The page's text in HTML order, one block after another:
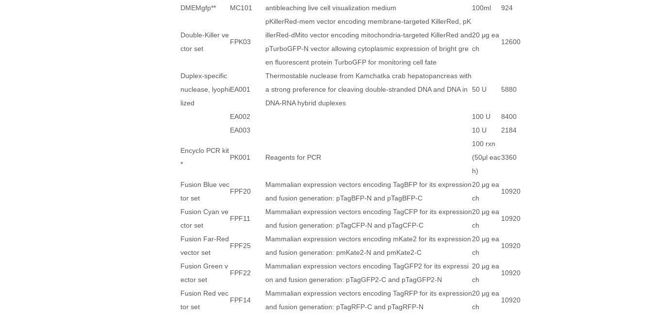
DMEMgfp** MC101 antibleaching live cell visualization medium 100ml 924
Double-Killer ve
ctor set
FPK03
pKillerRed-mem vector encoding membrane-targeted KillerRed, pK
illerRed-dMito vector encoding mitochondria-targeted KillerRed and
pTurboGFP-N vector allowing cytoplasmic expression of bright gre
en fluorescent protein TurboGFP for monitoring cell fate
20 μg ea
ch
12600
Duplex-specific
nuclease, lyophi
lized
EA001
Thermostable nuclease from Kamchatka crab hepatopancreas with
a strong preference for cleaving double-stranded DNA and DNA in
DNA-RNA hybrid duplexes
50 U 5880
EA002 100 U
8400
EA003
10 U 2184
Encyclo PCR kit
*
PK001 Reagents for PCR
100 rxn
(50μl eac
h)
3360
Fusion Blue vec
tor set
FPF20
Mammalian expression vectors encoding TagBFP for its expression
and fusion generation: pTagBFP-N and pTagBFP-C
20 μg ea
ch
10920
Fusion Cyan ve
ctor set
FPF11
Mammalian expression vectors encoding TagCFP for its expression
and fusion generation: pTagCFP-N and pTagCFP-C
20 μg ea
ch
10920
Fusion Far-Red
vector set
FPF25
Mammalian expression vectors encoding mKate2 for its expression
and fusion generation: pmKate2-N and pmKate2-C
20 μg ea
ch
10920
Fusion Green v
ector set
FPF22
Mammalian expression vectors encoding TagGFP2 for its expressi
on and fusion generation: pTagGFP2-C and pTagGFP2-N
20 μg ea
ch
10920
Fusion Red vec
tor set
FPF14
Mammalian expression vectors encoding TagRFP for its expression
and fusion generation: pTagRFP-C and pTagRFP-N
20 μg ea
ch
10920